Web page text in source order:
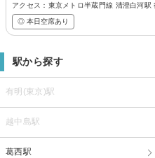
アクセス：東京メトロ半蔵門線 清澄白河駅
◎ 本日空席あり
駅から探す
有明(東京)駅
越中島駅
葛西駅